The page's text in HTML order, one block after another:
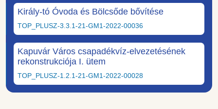
Király-tó Óvoda és Bölcsőde bővítése
TOP_PLUSZ-3.3.1-21-GM1-2022-00036
Kapuvár Város csapadékvíz-elvezetésének
rekonstrukciója I. ütem
TOP_PLUSZ-1.2.1-21-GM1-2022-00028